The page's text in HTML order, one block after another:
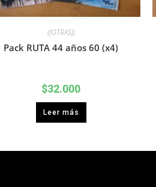
((OTRAS))
Pack RUTA 44 años 60 (x4)
$32.000
Leer más